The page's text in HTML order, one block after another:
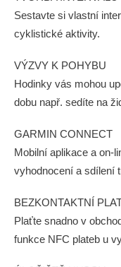
Sestavte si vlastní
cyklistické aktivity.
VÝZVY K POHYBU
Hodinky vás mohou
dobu např. sedíte na
GARMIN CONNECT
Mobilní aplikace a on-
vyhodnocení a sdílení
BEZKONTAKTNÍ
Plaťte snadno v
funkce NFC plateb u